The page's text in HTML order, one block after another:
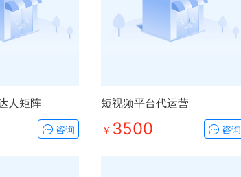
人矩阵
咨询
短视频平台代运营
￥ 3500 咨询